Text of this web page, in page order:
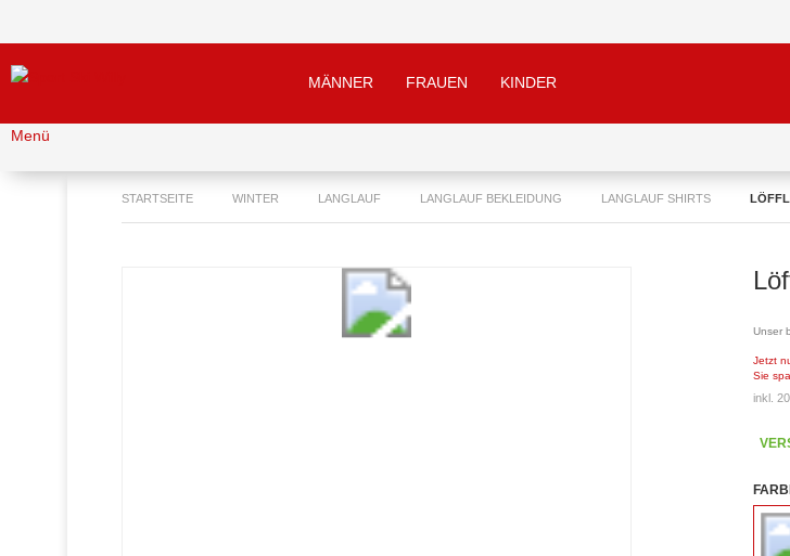
MÄNNER FRAUEN KINDER
Menü
STARTSEITE WINTER LANGLAUF LANGLAUF BEKLEIDUNG LANGLAUF SHIRTS
Unser
Jetzt
Sie
inkl.